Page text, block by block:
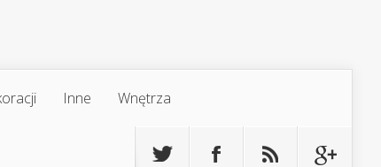
Inne Wnętrza